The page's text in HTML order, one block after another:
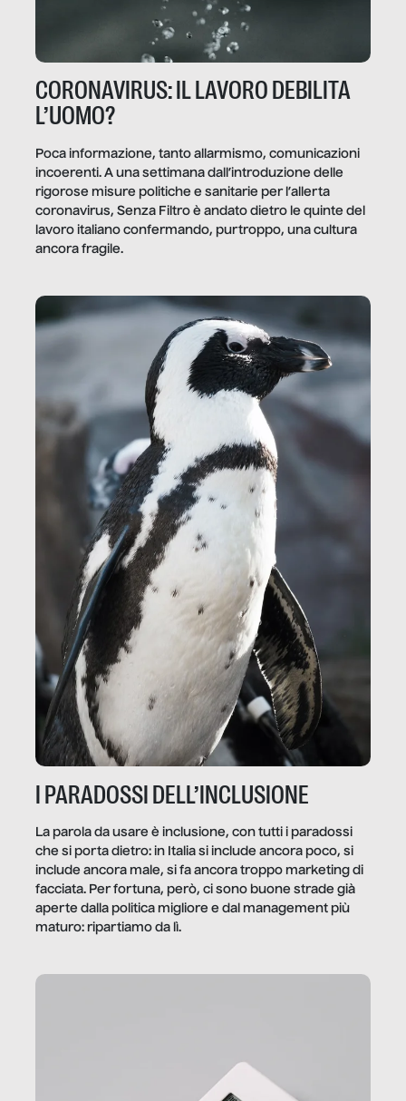
CORONAVIRUS: IL LAVORO DEBILITA
L’UOMO?
Poca informazione, tanto allarmismo, comunicazioni
incoerenti. A una settimana dall’introduzione delle
rigorose misure politiche e sanitarie per l’allerta
coronavirus, Senza Filtro è andato dietro le quinte del
lavoro italiano confermando, purtroppo, una cultura
ancora fragile.
I PARADOSSI DELL’INCLUSIONE
La parola da usare è inclusione, con tutti i paradossi
che si porta dietro: in Italia si include ancora poco, si
include ancora male, si fa ancora troppo marketing di
facciata. Per fortuna, però, ci sono buone strade già
aperte dalla politica migliore e dal management più
maturo: ripartiamo da lì.